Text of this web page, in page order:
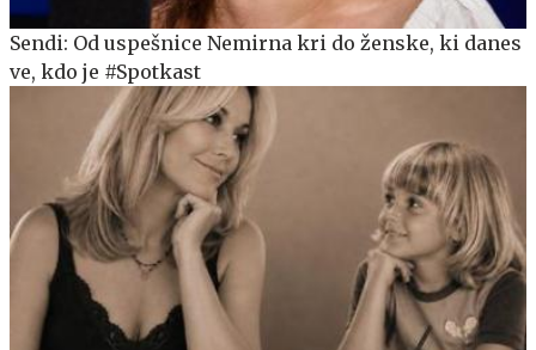
Sendi: Od uspešnice Nemirna kri do ženske, ki danes
ve, kdo je #Spotkast